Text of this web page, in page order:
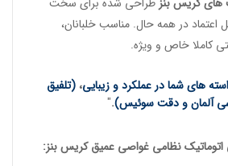
اعتماد در همه حال. مناسبخلبانان،
کاملا خاص و ویژه.
های شما در عملکرد و زیبایی، (تلفیق
آلمان و دقت سوئیس).
"
اتوماتیکنظامی غواصی عمیقکریس بنز: